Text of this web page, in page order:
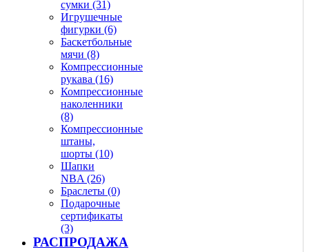
сумки (31)
Игрушечные
фигурки (6)
Баскетбольные
мячи (8)
Компрессионные
рукава (16)
Компрессионные
наколенники
(8)
Компрессионные
штаны,
шорты (10)
Шапки
NBA (26)
Браслеты (0)
Подарочные
сертификаты
(3)
РАСПРОДАЖА